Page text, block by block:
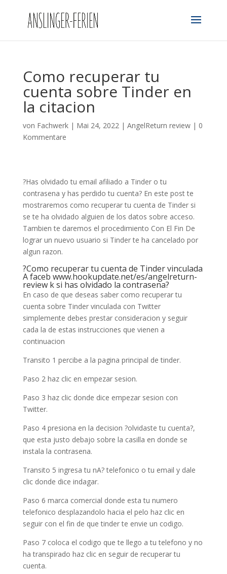
Como recuperar tu
cuenta sobre Tinder en
la citacion
von Fachwerk| Mai 24, 2022| AngelReturn review| 0
Kommentare
?Has olvidado tu email afiliado a Tinder o tu
contrasena y has perdido tu cuenta? En este post te
mostraremos como recuperar tu cuenta de Tinder si
se te ha olvidado alguien de los datos sobre acceso.
Tambien te daremos el procedimiento Con El Fin De
lograr un nuevo usuario si Tinder te ha cancelado por
algun razon.
?Como recuperar tu cuenta de Tinder vinculada
A faceb www.hookupdate.net/es/angelreturn-
reviewk si has olvidado la contrasena?
En caso de que deseas saber como recuperar tu
cuenta sobre Tinder vinculada con Twitter
simplemente debes prestar consideracion y seguir
cada la de estas instrucciones que vienen a
continuacion
Transito 1 percibe a la pagina principal de tinder.
Paso 2 haz clic en empezar sesion.
Paso 3 haz clic donde dice empezar sesion con
Twitter.
Paso 4 presiona en la decision ?olvidaste tu cuenta?,
que esta justo debajo sobre la casilla en donde se
instala la contrasena.
Transito 5 ingresa tu nA? telefonico o tu email y dale
clic donde dice indagar.
Paso 6 marca comercial donde esta tu numero
telefonico desplazandolo hacia el pelo haz clic en
seguir con el fin de que tinder te envie un codigo.
Paso 7 coloca el codigo que te llego a tu telefono y no
ha transpirado haz clic en seguir de recuperar tu
cuenta.